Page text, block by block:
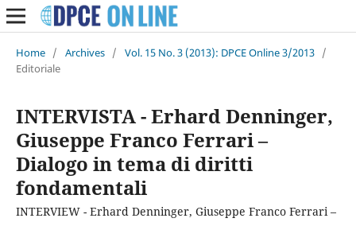
Home / Archives / Vol. 15 No. 3 (2013): DPCE Online 3/2013 /
Editoriale
INTERVISTA - Erhard Denninger,
Giuseppe Franco Ferrari –
Dialogo in tema di diritti
fondamentali
INTERVIEW - Erhard Denninger, Giuseppe Franco Ferrari –